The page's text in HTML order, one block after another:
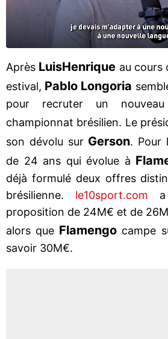
Après LuisHenrique au cours
estival, Pablo Longoria
pour recruter un
championnat brésilien. Le
son dévolu sur Gerson. Pour
de 24 ans qui évolue à
déjà formulé deux offres
brésilienne. le10sport.com
proposition de 24M€ et de
alors que Flamengo campe
savoir 30M€.